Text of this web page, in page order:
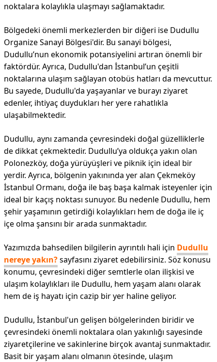
noktalara kolaylıkla ulaşmayı sağlamaktadır.
Bölgedeki önemli merkezlerden bir diğeri ise Dudullu
Organize Sanayi Bölgesi'dir. Bu sanayi bölgesi,
Dudullu’nun ekonomik potansiyelini artıran önemli bir
faktördür. Ayrıca, Dudullu'dan İstanbul’un çeşitli
noktalarına ulaşım sağlayan otobüs hatları da mevcuttur.
Bu sayede, Dudullu'da yaşayanlar ve burayı ziyaret
edenler, ihtiyaç duydukları her yere rahatlıkla
ulaşabilmektedir.
Dudullu, aynı zamanda çevresindeki doğal güzelliklerle
de dikkat çekmektedir. Dudullu’ya oldukça yakın olan
Polonezköy, doğa yürüyüşleri ve piknik için ideal bir
yerdir. Ayrıca, bölgenin yakınında yer alan Çekmeköy
İstanbul Ormanı, doğa ile baş başa kalmak isteyenler için
ideal bir kaçış noktası sunuyor. Bu nedenle Dudullu, hem
şehir yaşamının getirdiği kolaylıkları hem de doğa ile iç
içe olma şansını bir arada sunmaktadır.
Yazımızda bahsedilen bilgilerin ayrıntılı hali için Dudullu
nereye yakın?sayfasını ziyaret edebilirsiniz. Söz konusu
konumu, çevresindeki diğer semtlerle olan ilişkisi ve
ulaşım kolaylıkları ile Dudullu, hem yaşam alanı olarak
hem de iş hayatı için cazip bir yer haline geliyor.
Dudullu, İstanbul'un gelişen bölgelerinden biridir ve
çevresindeki önemli noktalara olan yakınlığı sayesinde
ziyaretçilerine ve sakinlerine birçok avantaj sunmaktadır.
Basit bir yaşam alanı olmanın ötesinde, ulaşım